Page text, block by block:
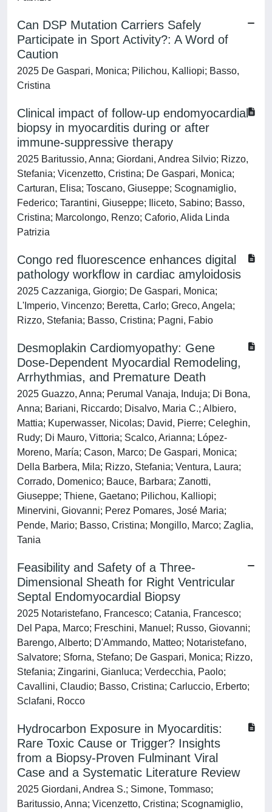
Can DSP Mutation Carriers Safely
Participate in Sport Activity?: A Word of
Caution
2025 De Gaspari, Monica; Pilichou, Kalliopi; Basso,
Cristina
Clinical impact of follow‐up endomyocardial
biopsy in myocarditis during or after
immune‐suppressive therapy
2025 Baritussio, Anna; Giordani, Andrea Silvio; Rizzo,
Stefania; Vicenzetto, Cristina; De Gaspari, Monica;
Carturan, Elisa; Toscano, Giuseppe; Scognamiglio,
Federico; Tarantini, Giuseppe; Iliceto, Sabino; Basso,
Cristina; Marcolongo, Renzo; Caforio, Alida Linda
Patrizia
Congo red fluorescence enhances digital
pathology workflow in cardiac amyloidosis
2025 Cazzaniga, Giorgio; De Gaspari, Monica;
L'Imperio, Vincenzo; Beretta, Carlo; Greco, Angela;
Rizzo, Stefania; Basso, Cristina; Pagni, Fabio
Desmoplakin Cardiomyopathy: Gene
Dose-Dependent Myocardial Remodeling,
Arrhythmias, and Premature Death
2025 Guazzo, Anna; Perumal Vanaja, Induja; Di Bona,
Anna; Bariani, Riccardo; Disalvo, Maria C.; Albiero,
Mattia; Kuperwasser, Nicolas; David, Pierre; Celeghin,
Rudy; Di Mauro, Vittoria; Scalco, Arianna; López-
Moreno, María; Cason, Marco; De Gaspari, Monica;
Della Barbera, Mila; Rizzo, Stefania; Ventura, Laura;
Corrado, Domenico; Bauce, Barbara; Zanotti,
Giuseppe; Thiene, Gaetano; Pilichou, Kalliopi;
Minervini, Giovanni; Perez Pomares, José Maria;
Pende, Mario; Basso, Cristina; Mongillo, Marco; Zaglia,
Tania
Feasibility and Safety of a Three-
Dimensional Sheath for Right Ventricular
Septal Endomyocardial Biopsy
2025 Notaristefano, Francesco; Catania, Francesco;
Del Papa, Marco; Freschini, Manuel; Russo, Giovanni;
Barengo, Alberto; D'Ammando, Matteo; Notaristefano,
Salvatore; Sforna, Stefano; De Gaspari, Monica; Rizzo,
Stefania; Zingarini, Gianluca; Verdecchia, Paolo;
Cavallini, Claudio; Basso, Cristina; Carluccio, Erberto;
Sclafani, Rocco
Hydrocarbon Exposure in Myocarditis:
Rare Toxic Cause or Trigger? Insights
from a Biopsy-Proven Fulminant Viral
Case and a Systematic Literature Review
2025 Giordani, Andrea S.; Simone, Tommaso;
Baritussio, Anna; Vicenzetto, Cristina; Scognamiglio,